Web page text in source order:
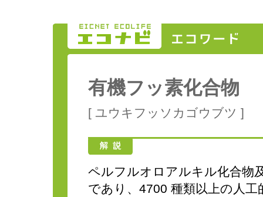
有機フッ素化合物
[ ユウキフッソカゴウブツ ]
ペルフルオロアルキル化合物
であり、4700 種類以上の人